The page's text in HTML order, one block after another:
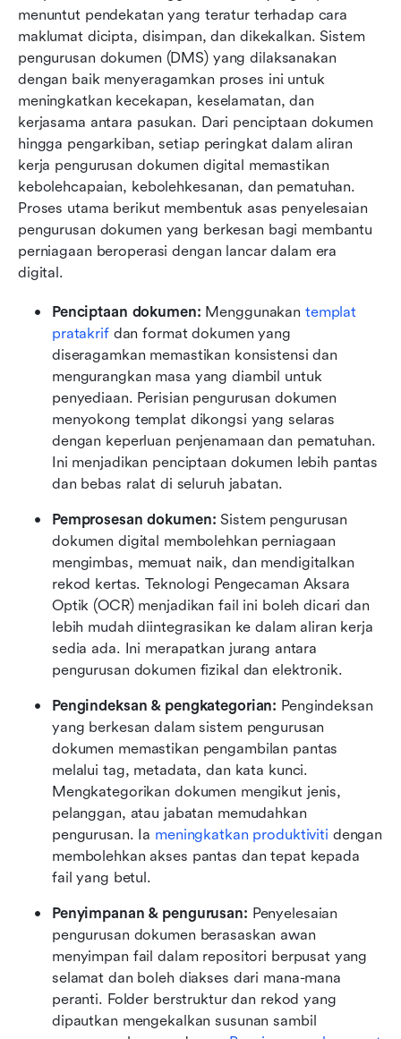
menuntut pendekatan yang teratur terhadap cara
maklumat dicipta, disimpan, dan dikekalkan. Sistem
pengurusan dokumen (DMS) yang dilaksanakan
dengan baik menyeragamkan proses ini untuk
meningkatkan kecekapan, keselamatan, dan
kerjasama antara pasukan. Dari penciptaan dokumen
hingga pengarkiban, setiap peringkat dalam aliran
kerja pengurusan dokumen digital memastikan
kebolehcapaian, kebolehkesanan, dan pematuhan.
Proses utama berikut membentuk asas penyelesaian
pengurusan dokumen yang berkesan bagi membantu
perniagaan beroperasi dengan lancar dalam era
digital.
Penciptaan dokumen: Menggunakan templat
pratakrif dan format dokumen yang
diseragamkan memastikan konsistensi dan
mengurangkan masa yang diambil untuk
penyediaan. Perisian pengurusan dokumen
menyokong templat dikongsi yang selaras
dengan keperluan penjenamaan dan pematuhan.
Ini menjadikan penciptaan dokumen lebih pantas
dan bebas ralat di seluruh jabatan.
Pemprosesan dokumen: Sistem pengurusan
dokumen digital membolehkan perniagaan
mengimbas, memuat naik, dan mendigitalkan
rekod kertas. Teknologi Pengecaman Aksara
Optik (OCR) menjadikan fail ini boleh dicari dan
lebih mudah diintegrasikan ke dalam aliran kerja
sedia ada. Ini merapatkan jurang antara
pengurusan dokumen fizikal dan elektronik.
Pengindeksan & pengkategorian: Pengindeksan
yang berkesan dalam sistem pengurusan
dokumen memastikan pengambilan pantas
melalui tag, metadata, dan kata kunci.
Mengkategorikan dokumen mengikut jenis,
pelanggan, atau jabatan memudahkan
pengurusan. Ia meningkatkan produktiviti dengan
membolehkan akses pantas dan tepat kepada
fail yang betul.
Penyimpanan & pengurusan: Penyelesaian
pengurusan dokumen berasaskan awan
menyimpan fail dalam repositori berpusat yang
selamat dan boleh diakses dari mana-mana
peranti. Folder berstruktur dan rekod yang
dipautkan mengekalkan susunan sambil